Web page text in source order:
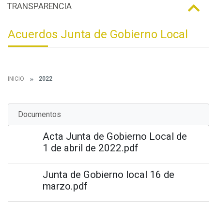
TRANSPARENCIA
Acuerdos Junta de Gobierno Local
INICIO 2022
Documentos
Acta Junta de Gobierno Local de
1 de abril de 2022.pdf
Junta de Gobierno local 16 de
marzo.pdf